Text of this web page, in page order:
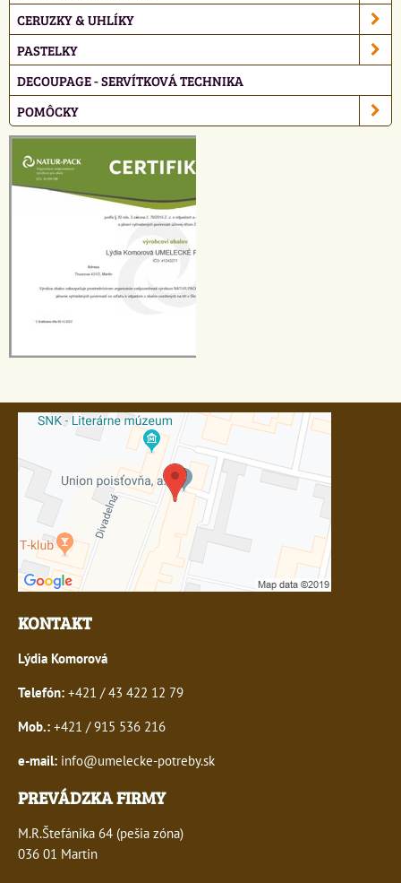
CERUZKY & UHLÍKY
PASTELKY
DECOUPAGE - SERVÍTKOVÁ TECHNIKA
POMÔCKY
KONTAKT
Lýdia Komorová
Telefón: +421 / 43 422 12 79
Mob.: +421 / 915 536 216
e-mail: info@umelecke-potreby.sk
PREVÁDZKA FIRMY
M.R.Štefánika 64 (pešia zóna)
036 01 Martin